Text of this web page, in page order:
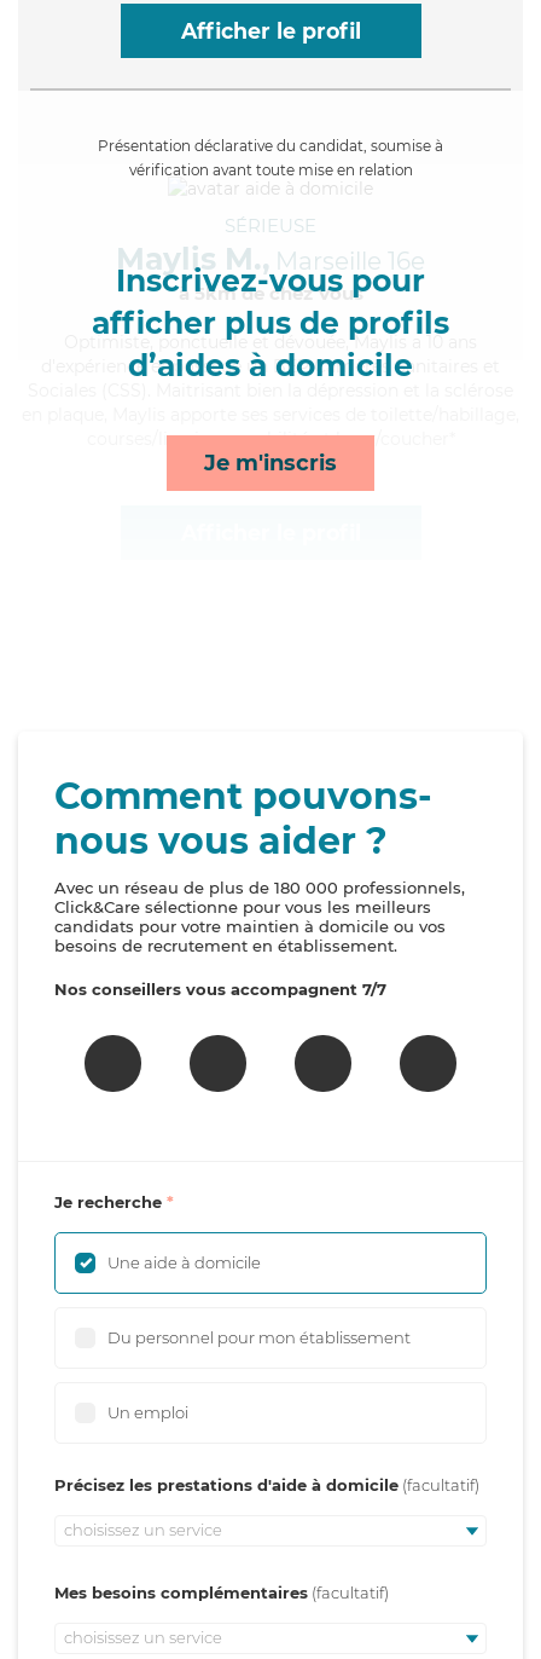
Afficher le profil
Présentation déclarative du candidat, soumise à
vérification avant toute mise en relation
Inscrivez-vous pour
afficher plus de profils
d’aides à domicile
Je m'inscris
SÉRIEUSE
Maylis M., Marseille 16e
à 5km de chez Vous
, ponctuelle et dévouée, Maylis a 10 ans
d'expérience et possède un BEP Carrières Sanitaires et
courses/livraison, mobilité et lever/coucher*
Comment pouvons-
nous vous aider ?
Avec un réseau de plus de 180 000 professionnels,
Click&Care sélectionne pour vous les meilleurs
candidats pour votre maintien à domicile ou vos
besoins de recrutement en établissement.
Nos conseillers vous accompagnent 7/7
Je recherche
Une aide à domicile
Du personnel pour mon établissement
Un emploi
Précisez les prestations d'aide à domicile
choisissez un service
Mes besoins complémentaires
choisissez un service